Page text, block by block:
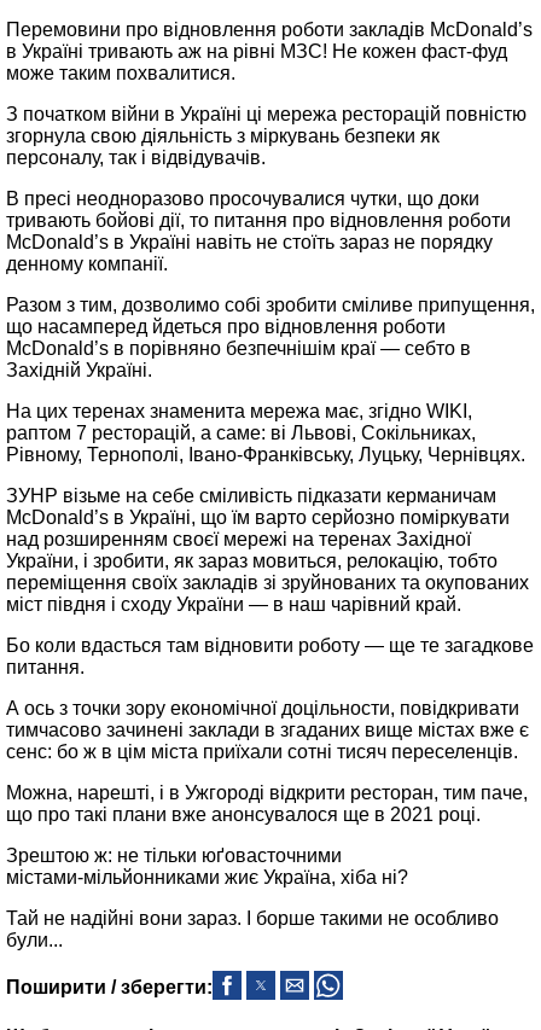
Перемовини про відновлення роботи закладів McDonald’s
в Україні тривають аж на рівні МЗС! Не кожен фаст‑фуд
може таким похвалитися.
З початком війни в Україні ці мережа ресторацій повністю
згорнула свою діяльність з міркувань безпеки як
персоналу, так і відвідувачів.
В пресі неодноразово просочувалися чутки, що доки
тривають бойові дії, то питання про відновлення роботи
McDonald’s в Україні навіть не стоїть зараз не порядку
денному компанії.
Разом з тим, дозволимо собі зробити сміливе припущення,
що насамперед йдеться про відновлення роботи
McDonald’s в порівняно безпечнішім краї — себто в
Західній Україні.
На цих теренах знаменита мережа має, згідно WIKI,
раптом 7 ресторацій, а саме: ві Львові, Сокільниках,
Рівному, Тернополі, Івано‑Франківську, Луцьку, Чернівцях.
ЗУНР візьме на себе сміливість підказати керманичам
McDonald’s в Україні, що їм варто серйозно поміркувати
над розширенням своєї мережі на теренах Західної
України, і зробити, як зараз мовиться, релокацію, тобто
переміщення своїх закладів зі зруйнованих та окупованих
міст півдня і сходу України — в наш чарівний край.
Бо коли вдасться там відновити роботу — ще те загадкове
питання.
А ось з точки зору економічної доцільности, повідкривати
тимчасово зачинені заклади в згаданих вище містах вже є
сенс: бо ж в цім міста приїхали сотні тисяч переселенців.
Можна, нарешті, і в Ужгороді відкрити ресторан, тим паче,
що про такі плани вже анонсувалося ще в 2021 році.
Зрештою ж: не тільки юґовасточними
містами‑мільйонниками жиє Україна, хіба ні?
Тай не надійні вони зараз. І борше такими не особливо
були...
Поширити / зберегти: